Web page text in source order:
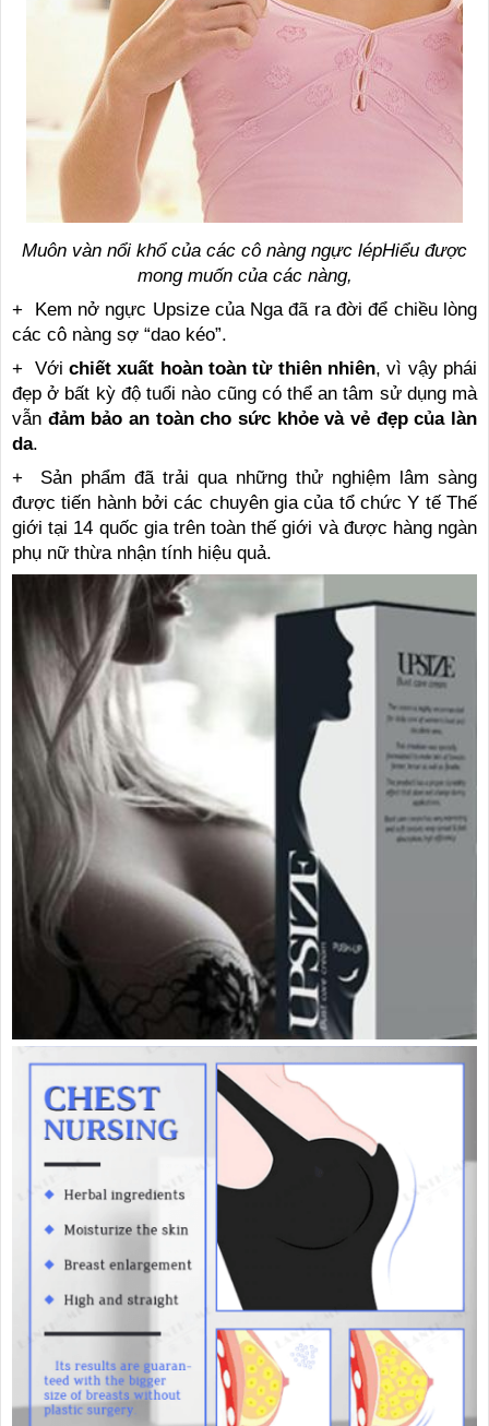
Muôn vàn nổi khổ của các cô nàng ngực lépHiểu được
mong muốn của các nàng,
+ Kem nở ngực Upsize của Nga đã ra đời để chiều lòng
các cô nàng sợ “dao kéo”.
+ Với chiết xuất hoàn toàn từ thiên nhiên, vì vậy phái
đẹp ở bất kỳ độ tuổi nào cũng có thể an tâm sử dụng mà
vẫn đảm bảo an toàn cho sức khỏe và vẻ đẹp của làn
da.
+ Sản phẩm đã trải qua những thử nghiệm lâm sàng
được tiến hành bởi các chuyên gia của tổ chức Y tế Thế
giới tại 14 quốc gia trên toàn thế giới và được hàng ngàn
phụ nữ thừa nhận tính hiệu quả.